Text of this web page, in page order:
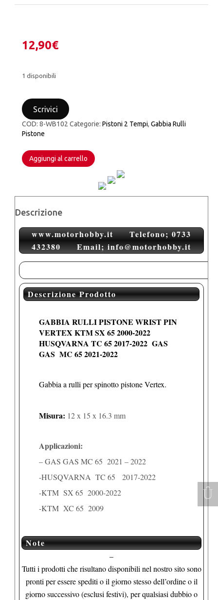
12,90€
1 disponibili
RULLI
PISTONE
WRIST
PIN
VERTEX
SX
65
HUSQVARNA
65
2017-
2022
GAS
GAS
MC
2021-
2022
Scrivici
COD: 8-WB102 Categorie: Pistoni 2 Tempi, Gabbia Rulli
Pistone
Aggiungi al carrello
Descrizione
www.motorhobby.it Telefono; 0733
432380 Email; info@motorhobby.it
Descrizione Prodotto
GABBIA RULLI PISTONE WRIST PIN
VERTEX KTM SX 65 2000-2022
HUSQVARNA TC 65 2017-2022 GAS
GAS MC 65 2021-2022
Gabbia a rulli per spinotto pistone Vertex.
Misura: 12 x 15 x 16.3 mm
Applicazioni:
– GAS GAS MC 65 2021 – 2022
-HUSQVARNA TC 65 2017-2022
-KTM SX 65 2000-2022
-KTM XC 65 2009
Note
–
Tutti i prodotti che risultano disponibili nel nostro sito sono
pronti per essere spediti o il giorno stesso dell’ordine o il
giorno successivo (esclusi festivi), per qualsiasi dubbio o